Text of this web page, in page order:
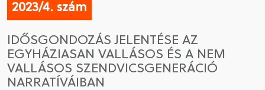
2023/4. szám
IDŐSGONDOZÁS JELENTÉSE AZ
EGYHÁZIASAN VALLÁSOS ÉS A NEM
VALLÁSOS SZENDVICSGENERÁCIÓ
NARRATÍVÁIBAN